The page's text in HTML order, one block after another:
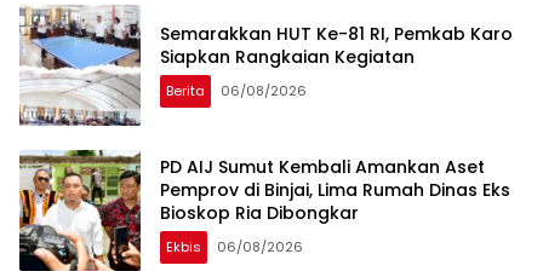
Semarakkan HUT Ke-81 RI, Pemkab Karo
Siapkan Rangkaian Kegiatan
Berita 06/08/2026
PD AIJ Sumut Kembali Amankan Aset
Pemprov di Binjai, Lima Rumah Dinas Eks
Bioskop Ria Dibongkar
Ekbis 06/08/2026